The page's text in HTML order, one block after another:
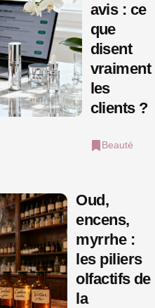
avis : ce
que
disent
vraiment
les
clients ?
Beauté
Oud,
encens,
myrrhe :
les piliers
olfactifs de
la